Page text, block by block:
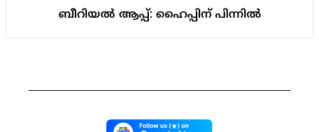
ബീറിയൽ ആപ്പ്: ഹൈപ്പിന് പിന്നിൽ